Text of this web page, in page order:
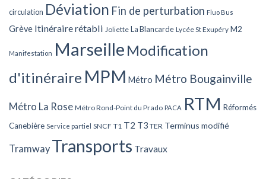
circulation Déviation Fin de perturbation Fluo Bus
Grève Itinéraire rétabli Joliette La Blancarde Lycée St Exupéry M2
Manifestation Marseille Modification
d'itinéraire MPM Métro Métro Bougainville
Métro La Rose Métro Rond-Point du Prado PACA RTM Réformés
Canebière Service partiel SNCF T1 T2 T3 TER Terminus modifié
Tramway Transports Travaux